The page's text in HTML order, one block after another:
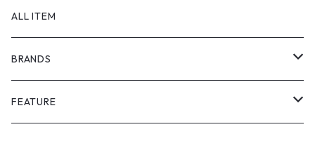
ALL ITEM
BRANDS
GHOST ALMOSTBLACK
FEATURE